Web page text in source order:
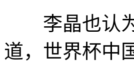
李晶也认为
道，世界杯中